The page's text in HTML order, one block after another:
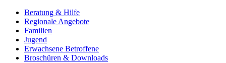
Beratung & Hilfe
Regionale Angebote
Familien
Jugend
Erwachsene Betroffene
Broschüren & Downloads